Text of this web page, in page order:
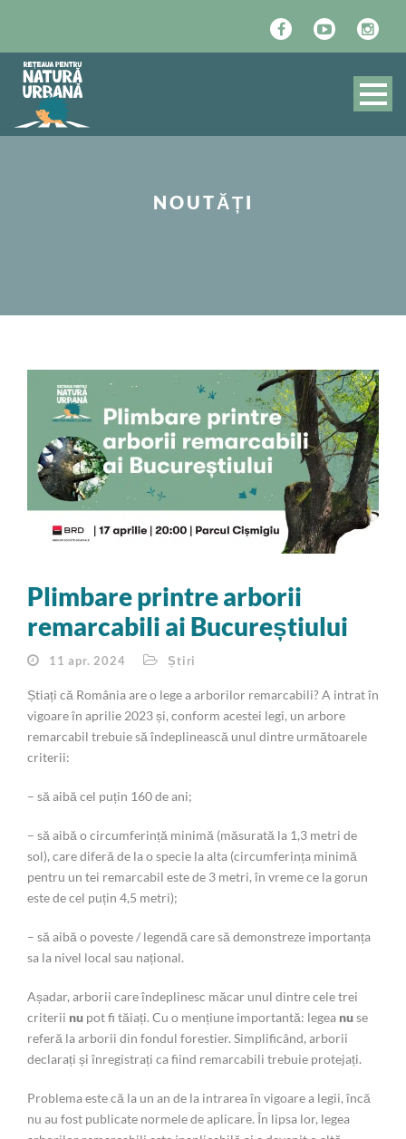
NOUTĂȚI
Plimbare printre arborii
remarcabili ai Bucureștiului
11 apr. 2024 Știri
Știați că România are o lege a arborilor remarcabili? A intrat în
vigoare în aprilie 2023 și, conform acestei legi, un arbore
remarcabil trebuie să îndeplinească unul dintre următoarele
criterii:
– să aibă cel puțin 160 de ani;
– să aibă o circumferință minimă (măsurată la 1,3 metri de
sol), care diferă de la o specie la alta (circumferința minimă
pentru un tei remarcabil este de 3 metri, în vreme ce la gorun
este de cel puțin 4,5 metri);
– să aibă o poveste / legendă care să demonstreze importanța
sa la nivel local sau național.
Așadar, arborii care îndeplinesc măcar unul dintre cele trei
criterii nu pot fi tăiați. Cu o mențiune importantă: legea nuse
referă la arborii din fondul forestier. Simplificând, arborii
declarați și înregistrați ca fiind remarcabili trebuie protejați.
Problema este că la un an de la intrarea în vigoare a legii, încă
nu au fost publicate normele de aplicare. În lipsa lor, legea